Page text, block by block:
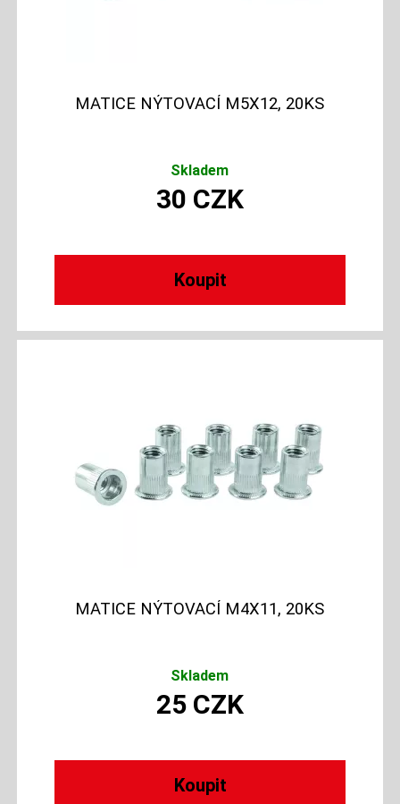
MATICE NÝTOVACÍ M5X12, 20KS
Skladem
30 CZK
MATICE NÝTOVACÍ M4X11, 20KS
Skladem
25 CZK